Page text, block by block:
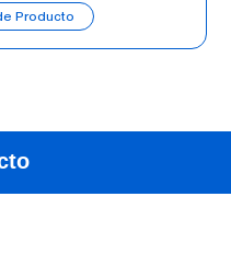
Producto